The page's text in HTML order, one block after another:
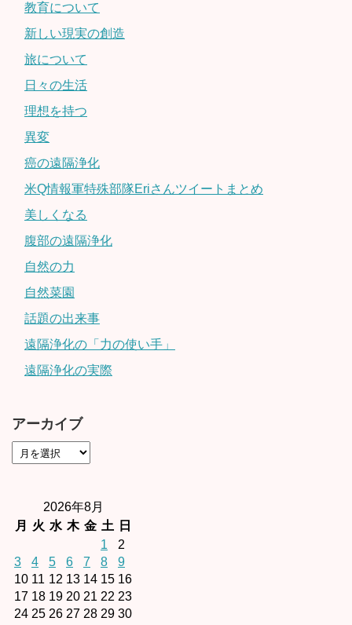
教育について
新しい現実の創造
旅について
日々の生活
理想を持つ
異変
癌の遠隔浄化
米Q情報軍特殊部隊Eriさんツイートまとめ
美しくなる
腹部の遠隔浄化
自然の力
自然菜園
話題の出来事
遠隔浄化の「力の使い手」
遠隔浄化の実際
アーカイブ
2026年8月
月
火 水 木 金 土
日
1
2
3
4 5 6 7 8
9
10 11 12 13 14 15 16
17 18 19 20 21 22 23
24 25 26 27 28 29 30